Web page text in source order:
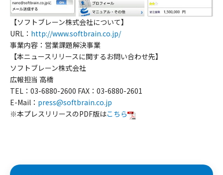
【ソフトブレーン株式会社について】
URL： http://www.softbrain.co.jp/
事業内容：営業課題解決事業
【本ニュースリリースに関するお問い合わせ先】
ソフトブレーン株式会社
広報担当 高橋
TEL：03-6880-2600 FAX：03-6880-2601
E-Mail： press@softbrain.co.jp
※本プレスリリースのPDF版はこちら